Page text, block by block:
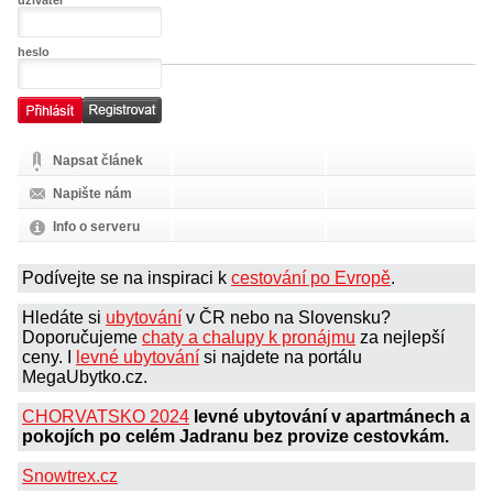
heslo
Napsat článek
Napište nám
Info o serveru
Podívejte se na inspiraci k cestování po Evropě.
Hledáte si ubytování v ČR nebo na Slovensku?
Doporučujeme chaty a chalupy k pronájmu za nejlepší
ceny. I
levné ubytování si najdete na portálu
MegaUbytko.cz.
CHORVATSKO 2024 levné ubytování v apartmánech a
pokojích po celém Jadranu bez provize cestovkám.
Snowtrex.cz